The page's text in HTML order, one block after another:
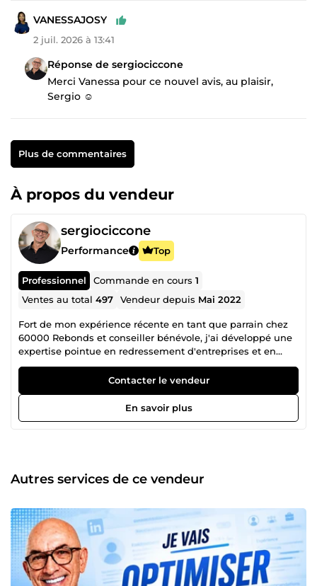
VANESSAJOSY
2 juil. 2026 à 13:41
Réponse de sergiociccone
Merci Vanessa pour ce nouvel avis, au plaisir,
Sergio ☺️
Plus de commentaires
À propos du vendeur
sergiociccone
Performance Top
Professionnel Commande en cours1
Ventes au total497 Vendeur depuis Mai 2022
Fort de mon expérience récente en tant que parrain chez
60000 Rebonds et conseiller bénévole, j'ai développé une
expertise pointue en redressement d'entreprises et en
accompagnement stratégique. Chez 60000 Rebonds, mon
rôle est d'apporter soutien moral et conseil stratégique
pour aider les entrepreneur(e)s à surmonter des périodes
difficiles. Avec un parcours dédié à l'écoute et au mentorat,
nous avons pu orienter efficacement les entrepreneur(e)s
des entreprises en restructuration, soulignant ma passion
pour la revitalisation professionnelle et le développement
Contacter le vendeur
En savoir plus
Autres services de ce vendeur